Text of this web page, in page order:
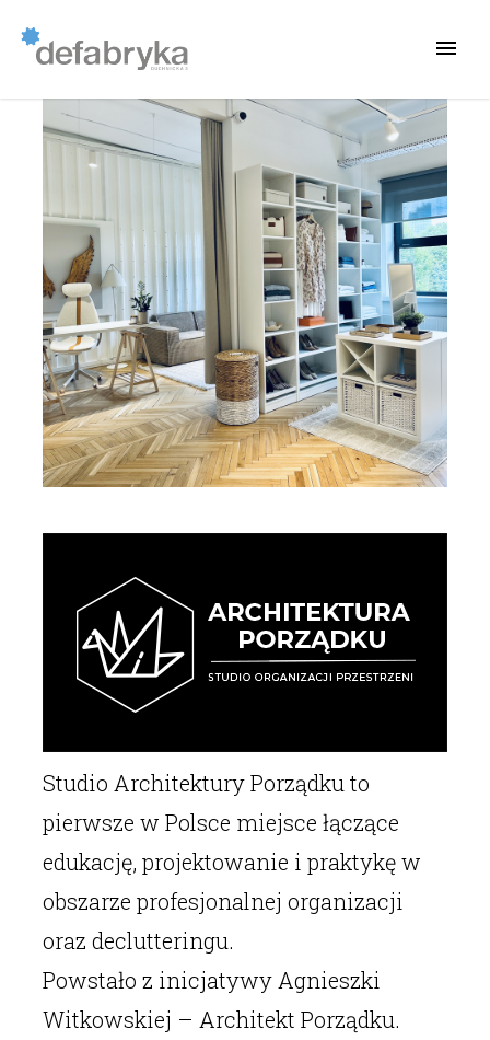
Studio Architektury Porządku to
pierwsze w Polsce miejsce łączące
edukację, projektowanie i praktykę w
obszarze profesjonalnej organizacji
oraz declutteringu.
Powstało z inicjatywy Agnieszki
Witkowskiej – Architekt Porządku.